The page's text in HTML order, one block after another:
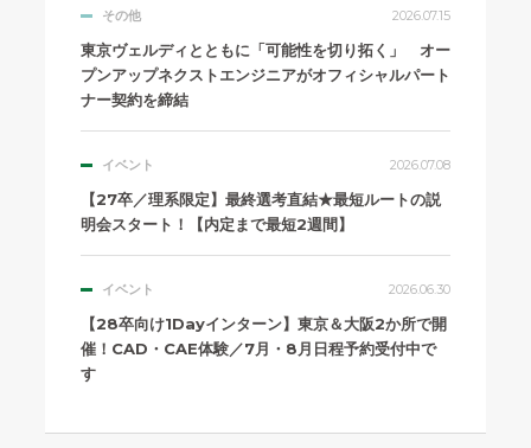
その他 2026.07.15
東京ヴェルディとともに「可能性を切り拓く」 オー
プンアップネクストエンジニアがオフィシャルパート
ナー契約を締結
イベント 2026.07.08
【27卒／理系限定】最終選考直結★最短ルートの説
明会スタート！【内定まで最短2週間】
イベント 2026.06.30
【28卒向け1Dayインターン】東京＆大阪2か所で開
催！CAD・CAE体験／7月・8月日程予約受付中で
す